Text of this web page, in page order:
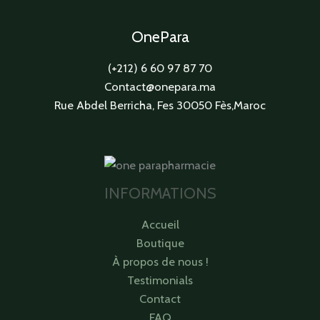
OnePara
(+212) 6 60 97 87 70
Contact@onepara.ma
Rue Abdel Berricha, Fes 30050 Fès,Maroc
INFORMATIONS
Accueil
Boutique
À propos de nous !
Testimonials
Contact